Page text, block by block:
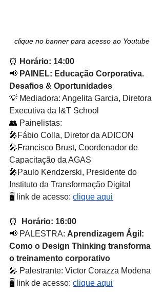
clique no banner para acesso ao Youtube
⏰ Horário: 14:00
📢 PAINEL: Educação Corporativa.
Desafios & Oportunidades
💡 Mediadora: Angelita Garcia, Diretora
Executiva da I&T School
👥 Painelistas:
🎤Fábio Colla, Diretor da ADICON
🎤Francisco Brust, Coordenador de
Capacitação da AGAS
🎤Paulo Kendzerski, Presidente do
Instituto da Transformação Digital
🖥 link de acesso: clique aqui
⏰
Horário: 16:00
📢 PALESTRA: Aprendizagem Ágil:
Como o Design Thinking transforma
o treinamento corporativo
🎤 Palestrante: Victor Corazza Modena
🖥 link de acesso: clique aqui